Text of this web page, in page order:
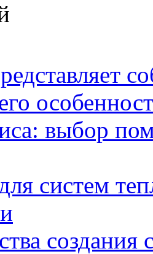
выбор
систем
создания